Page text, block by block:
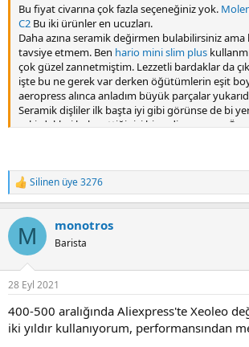
Bu fiyat civarına çok fazla seçeneğiniz yok.
C2 Bu iki ürünler en ucuzları.
Daha azına seramik değirmen bulabilirsiniz ama
tavsiye etmem. Ben hario mini slim plus
çok güzel zannetmiştim. Lezzetli bardaklar da
işte bu ne gerek var derken öğütümlerin eşit
aeropress alınca anladım büyük parçalar
Seramik dişliler ilk başta iyi gibi görünse de bi
çekirdekleri heba ettiğinizi hissediyorsunuz.
nensebo refisa almıştım onu da
100 er gramını içip kalanını vakumluyordum.
montag nensebo refisa cket'ı inceleyeceğim.
saygılar.
ademuysal ♣' Alıntı:
Bu fiyat civarına çok fazla seçeneğiniz yok.
Daha azına seramik değirmen bulabilirsiniz
tavsiye etmem. Ben
Başlangıçta çok güzel zannetmiştim. Lezzetli
çıkıyordu. Hatta iyi işte bu ne gerek var
boyutta olmadığını aeropress alınca anladım
T
e
k
l
:
Silinen üye 3276
M monotros
Barista
28 Eyl 2021
400-500 aralığında Aliexpress'te Xeoleo
iki yıldır kullanıyorum, performansından